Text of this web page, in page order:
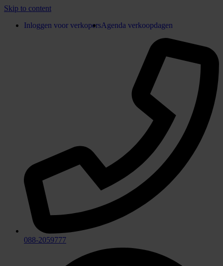
Skip to content
Inloggen voor verkopersAgenda verkoopdagen
088-2059777